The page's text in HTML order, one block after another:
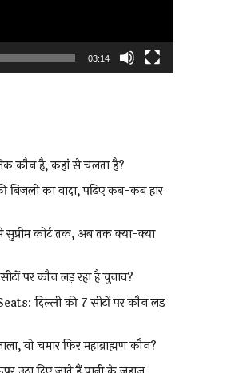
03:14
कौन है, कहां से चलता है?
बिजली का वादा, पढ़िए कब-कब हार
कोर्ट तक, अब तक क्या-क्या
पर कौन लड़ रहा है चुनाव?
दिल्ली की 7 सीटों पर कौन लड़
वो चमार फिर महाब्राह्मण कौन?